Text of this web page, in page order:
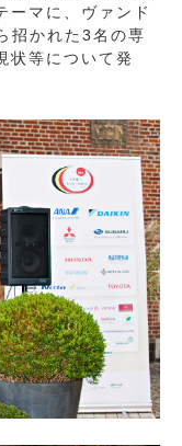
ーマに、ヴァンド
招かれた3名の専
状等について発